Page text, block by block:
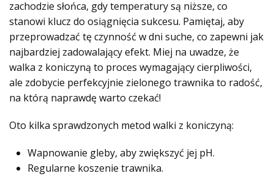
zachodzie słońca, gdy temperatury są niższe, co
stanowi klucz do osiągnięcia sukcesu. Pamiętaj, aby
przeprowadzać tę czynność w dni suche, co zapewni jak
najbardziej zadowalający efekt. Miej na uwadze, że
walka z koniczyną to proces wymagający cierpliwości,
ale zdobycie perfekcyjnie zielonego trawnika to radość,
na którą naprawdę warto czekać!
Oto kilka sprawdzonych metod walki z koniczyną:
Wapnowanie gleby, aby zwiększyć jej pH.
Regularne koszenie trawnika.